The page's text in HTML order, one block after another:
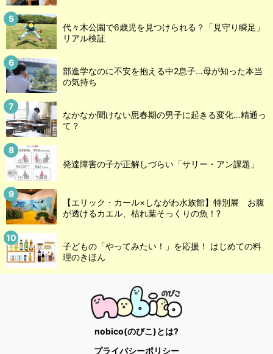
代々木公園で6歳児を見つけられる？「見守り瞬足」
リアル検証
部進学なのに不安を抱える中2息子…母が知った本当
の気持ち
なかなか聞けない思春期の男子に起きる変化…精通っ
て？
発達障害の子が正解しづらい「サリー・アン課題」
【エリック・カール×しながわ水族館】特別展 お腹
が透けるカエル、枯れ葉そっくりの魚！?
子どもの「やってみたい！」を応援！ はじめての料
理のきほん
nobico(のびこ)とは?
プライバシーポリシー